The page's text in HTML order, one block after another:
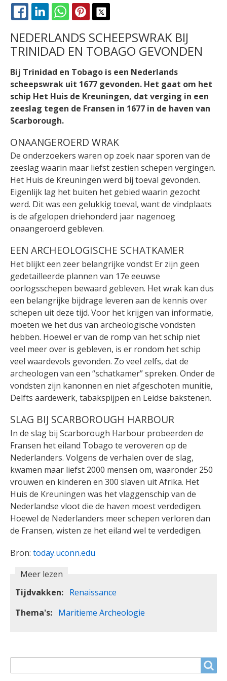
FACEBOOK
LINKEDINWHATSAPPPINTEREST
NEDERLANDS SCHEEPSWRAK BIJ
TRINIDAD EN TOBAGO GEVONDEN
Bij Trinidad en Tobago is een Nederlands
scheepswrak uit 1677 gevonden. Het gaat om het
schip Het Huis de Kreuningen, dat verging in een
zeeslag tegen de Fransen in 1677 in de haven van
Scarborough.
ONAANGEROERD WRAK
De onderzoekers waren op zoek naar sporen van de
zeeslag waarin maar liefst zestien schepen vergingen.
Het Huis de Kreuningen werd bij toeval gevonden.
Eigenlijk lag het buiten het gebied waarin gezocht
werd. Dit was een gelukkig toeval, want de vindplaats
is de afgelopen driehonderd jaar nagenoeg
onaangeroerd gebleven.
EEN ARCHEOLOGISCHE SCHATKAMER
Het blijkt een zeer belangrijke vondst Er zijn geen
gedetailleerde plannen van 17e eeuwse
oorlogsschepen bewaard gebleven. Het wrak kan dus
een belangrijke bijdrage leveren aan de kennis over
schepen uit deze tijd. Voor het krijgen van informatie,
moeten we het dus van archeologische vondsten
hebben. Hoewel er van de romp van het schip niet
veel meer over is gebleven, is er rondom het schip
veel waardevols gevonden. Zo veel zelfs, dat de
archeologen van een “schatkamer” spreken. Onder de
vondsten zijn kanonnen en niet afgeschoten munitie,
Delfts aardewerk, tabakspijpen en Leidse bakstenen.
SLAG BIJ SCARBOROUGH HARBOUR
In de slag bij Scarborough Harbour probeerden de
Fransen het eiland Tobago te veroveren op de
Nederlanders. Volgens de verhalen over de slag,
kwamen maar liefst 2000 mensen om, waaronder 250
vrouwen en kinderen en 300 slaven uit Afrika. Het
Huis de Kreuningen was het vlaggenschip van de
Nederlandse vloot die de haven moest verdedigen.
Hoewel de Nederlanders meer schepen verloren dan
de Fransen, wisten ze het eiland wel te verdedigen.
Bron: today.uconn.edu
Meer lezen
Tijdvakken
Renaissance
Thema's
Maritieme Archeologie
ZOEKVELD